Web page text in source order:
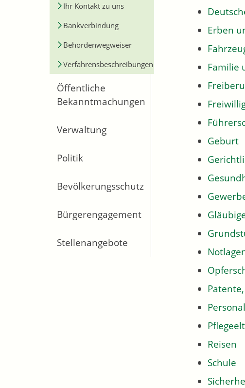
Ihr Kontakt zu uns
Bankverbindung
Behördenwegweiser
Verfahrensbeschreibungen
Öffentliche
Bekanntmachungen
Verwaltung
Politik
Bevölkerungsschutz
Bürgerengagement
Stellenangebote
Erben
Familie
Geburt
Reisen
Schule